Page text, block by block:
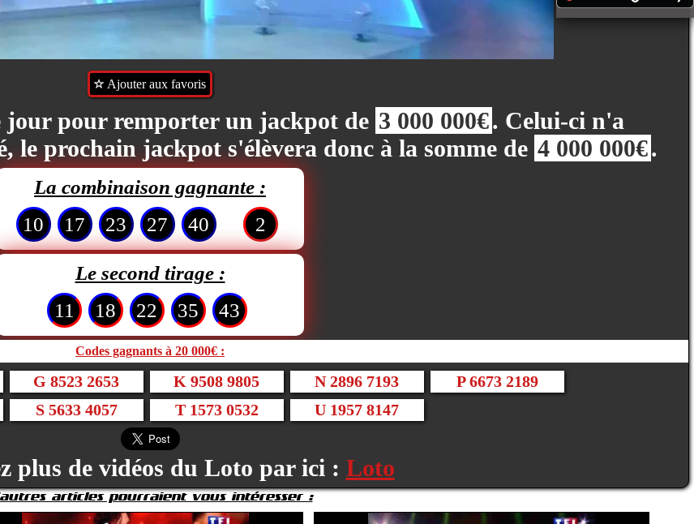
Ajouter aux favoris
jour pour remporter un jackpot de 3 000 000€. Celui-ci n'a
le prochain jackpot s'élèvera donc à la somme de 4 000 000€.
La combinaison gagnante :
10
17 23 27 40 2
Le second tirage :
11
18 22 35 43
Codes gagnants à 20 000€ :
G 8523 2653 K 9508 9805 N 2896 7193
P 6673 2189
S 5633 4057 T 1573 0532 U 1957 8147
plus de vidéos du Loto par ici : Loto
articles pourraient vous intéresser :